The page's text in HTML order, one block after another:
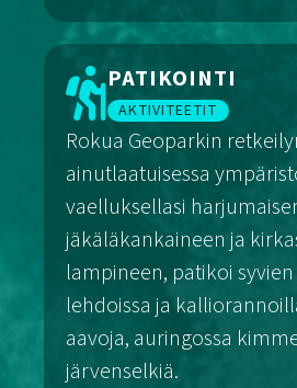
Melonta
PATIKOINTI
AKTIVITEETIT
Rokua Geoparkin
ainutlaatuisessa
vaelluksellasi
jäkäläkankaineen ja
lampineen, patikoi
lehdoissa ja
aavoja, auringossa
järvenselkiä.